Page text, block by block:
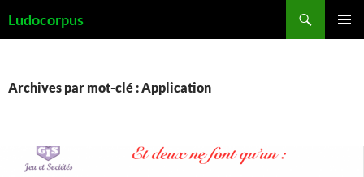
auLudocorpus
Archives par mot-clé : Application